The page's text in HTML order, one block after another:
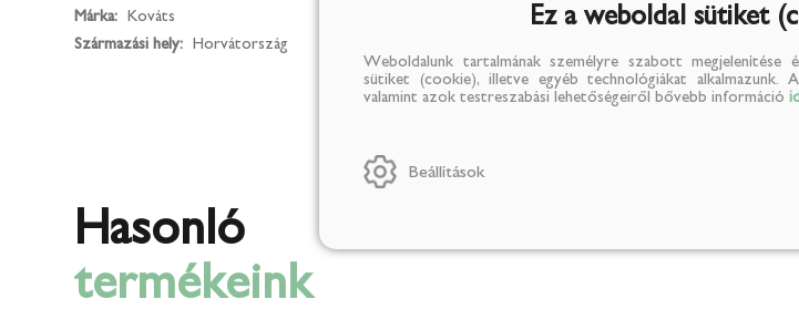
Márka:
Kováts
Származási hely:
Horvátország
Hasonló
termékeink
Ez a weboldal sütiket
Weboldalunk tartalmának személyre szabott megjelenítése
sütiket (cookie), illetve egyéb technológiákat alkalmazunk.
valamint azok testreszabási lehetőségeiről bővebb információ
Beállítások